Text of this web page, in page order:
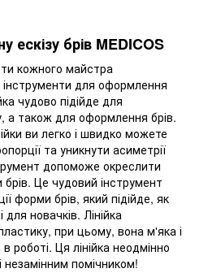
ескізу брів MEDICOS
кожного майстра
інструменти для оформлення
чудово підійде для
а також для оформлення брів.
ви легко і швидко можете
та уникнути асиметрії
допоможе окреслити
брів. Це чудовий інструмент
форми брів, який підійде, як
новачків. Лінійка
при цьому, вона м'яка і
роботі. Ця лінійка неодмінно
помічником!